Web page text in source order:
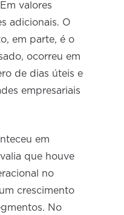
valores
adicionais. O
em parte, é o
ocorreu em
de dias úteis e
empresariais
em
que houve
no
crescimento
No